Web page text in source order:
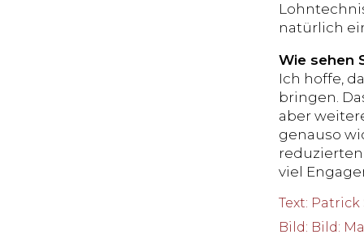
natürlich
Wie sehen
Ich hoffe,
bringen.
aber
genauso
viel
Text: Patrick
Bild: Bild: